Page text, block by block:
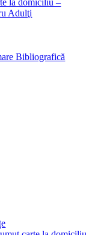
la domiciliu –
Adulţi
Bibliografică